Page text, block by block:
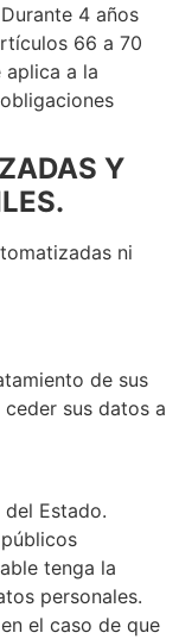
Durante 4 años
66 a 70
aplica a la
Y
ni
de sus
sus datos a
Estado.
tenga la
personales.
el caso de que